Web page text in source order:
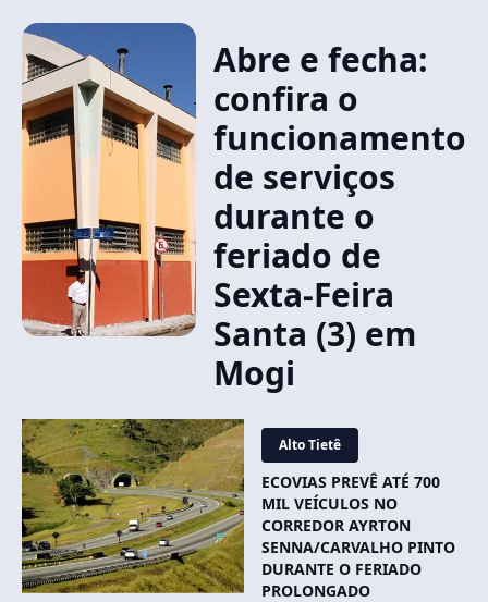
Abre e fecha:
confira o
funcionamento
de serviços
durante o
feriado de
Sexta-Feira
Santa (3) em
Mogi
Alto Tietê
ECOVIAS PREVÊ ATÉ 700
MIL VEÍCULOS NO
CORREDOR AYRTON
SENNA/CARVALHO PINTO
DURANTE O FERIADO
PROLONGADO